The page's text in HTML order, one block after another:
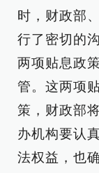
时，财政部
行了密切的
两项贴息政
管。这两项
策，财政部
办机构要认
法权益，也